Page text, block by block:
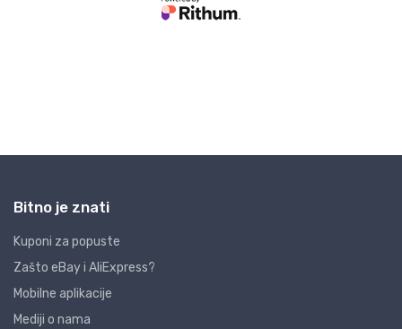
Bitno je znati
Kuponi za popuste
Zašto eBay i AliExpress?
Mobilne aplikacije
Mediji o nama